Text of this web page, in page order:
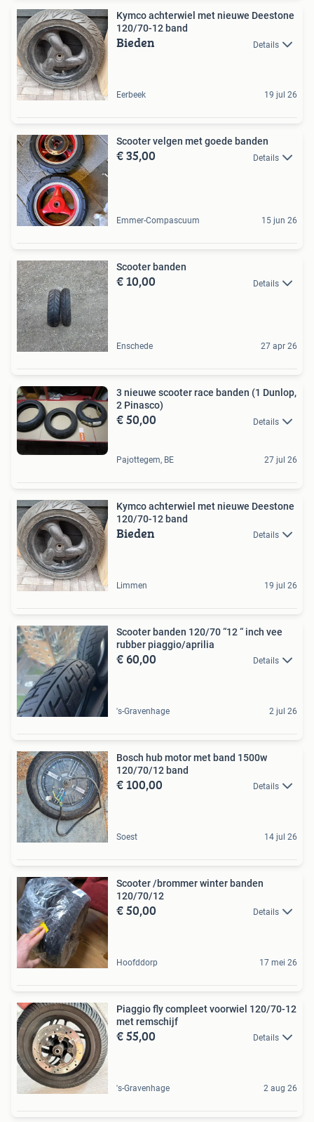
Kymco achterwiel met nieuwe Deestone
120/70-12 band
Bieden Details
Eerbeek 19 jul 26
Scooter velgen met goede banden
€ 35,00 Details
Emmer-Compascuum 15 jun 26
Scooter banden
€ 10,00 Details
Enschede 27 apr 26
3 nieuwe scooter race banden (1 Dunlop,
2 Pinasco)
€ 50,00 Details
Pajottegem, BE 27 jul 26
Kymco achterwiel met nieuwe Deestone
120/70-12 band
Bieden Details
Limmen 19 jul 26
Scooter banden 120/70 “12 “ inch vee
rubber piaggio/aprilia
€ 60,00 Details
's-Gravenhage 2 jul 26
Bosch hub motor met band 1500w
120/70/12 band
€ 100,00 Details
Soest 14 jul 26
Scooter /brommer winter banden
120/70/12
€ 50,00 Details
Hoofddorp 17 mei 26
Piaggio fly compleet voorwiel 120/70-12
met remschijf
€ 55,00 Details
's-Gravenhage 2 aug 26